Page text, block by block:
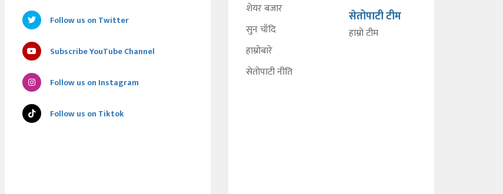
Follow us on Twitter
Subscribe YouTube Channel
Follow us on Instagram
Follow us on Tiktok
शेयर बजार
सुन चाँदि
हाम्रोबारे
सेतोपाटी नीति
सेतोपाटी टीम
हाम्रो टीम